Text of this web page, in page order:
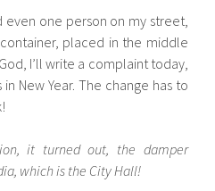
even one person on my street,
placed in the middle
I’ll write a complaint today,
New Year. The change has to
it turned out, the damper
which is the City Hall!